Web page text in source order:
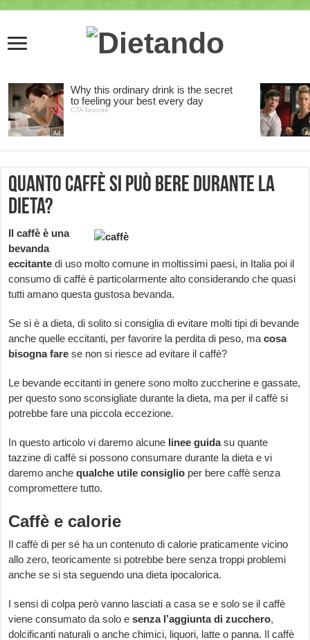
Quanto caffè si può bere durante la
dieta?
Il caffè è una
bevanda
eccitante di uso molto comune in moltissimi paesi, in Italia poi il
consumo di caffè è particolarmente alto considerando che quasi
tutti amano questa gustosa bevanda.
Se si è a dieta, di solito si consiglia di evitare molti tipi di bevande
anche quelle eccitanti, per favorire la perdita di peso, macosa
bisogna fare se non si riesce ad evitare il caffè?
Le bevande eccitanti in genere sono molto zuccherine e gassate,
per questo sono sconsigliate durante la dieta, ma per il caffè si
potrebbe fare una piccola eccezione.
In questo articolo vi daremo alcune linee guidasu quante
tazzine di caffè si possono consumare durante la dieta e vi
daremo anchequalche utile consiglio per bere caffè senza
compromettere tutto.
Caffè e calorie
Il caffè di per sé ha un contenuto di calorie praticamente vicino
allo zero, teoricamente si potrebbe bere senza troppi problemi
anche se si sta seguendo una dieta ipocalorica.
I sensi di colpa però vanno lasciati a casa se e solo se il caffè
viene consumato da solo esenza l’aggiunta di zucchero,
dolcificanti naturali o anche chimici, liquori, latte o panna. Il caffè